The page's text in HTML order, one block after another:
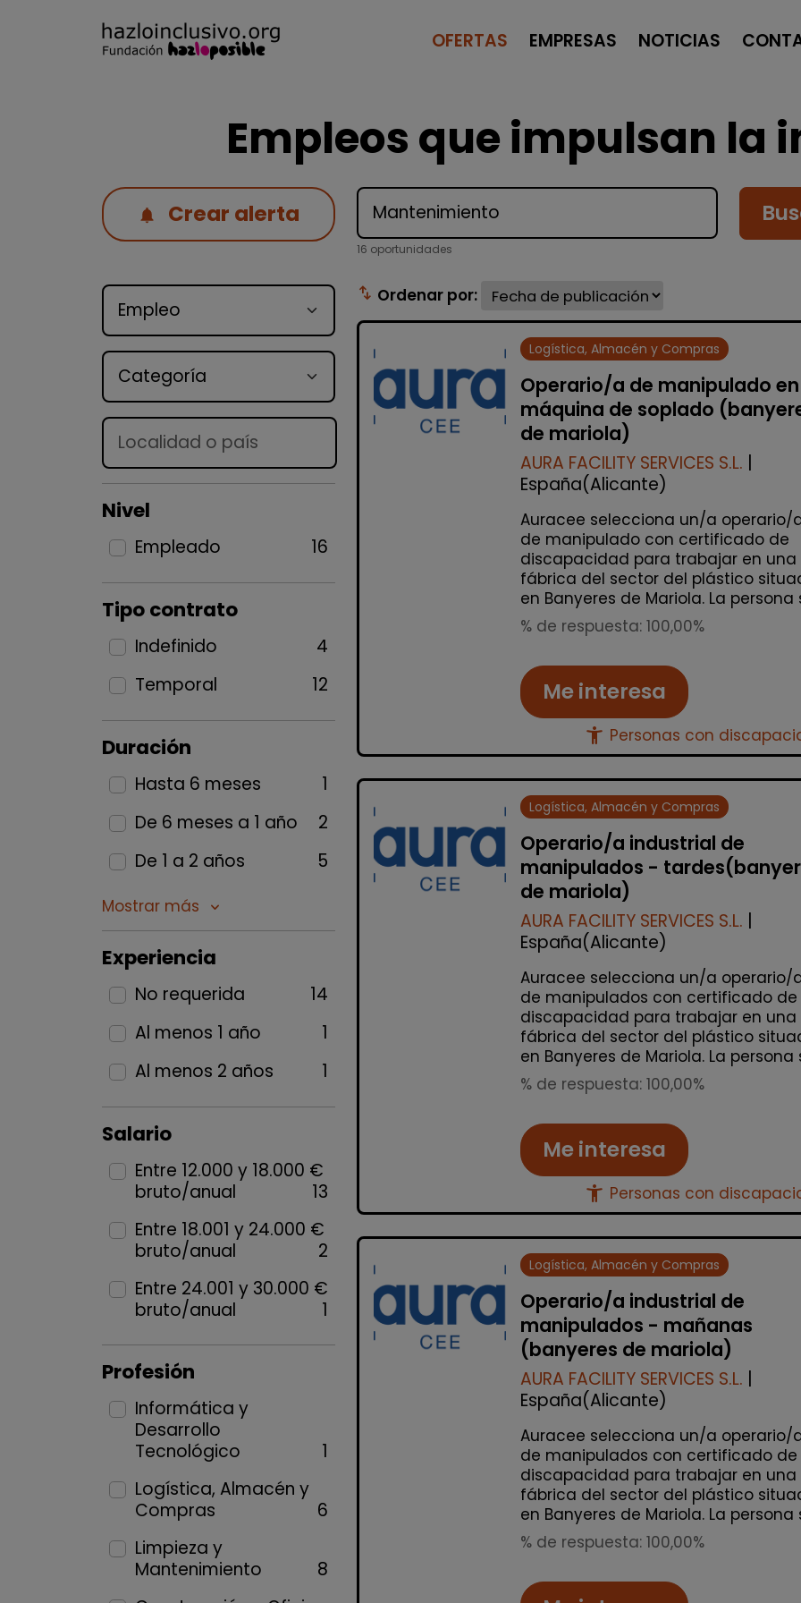
OFERTAS EMPRESAS NOTICIAS
Empleos que impulsan la
Crear alerta
Tipo de oferta
Categoría
Lugar
Nivel
Empleado 16
Tipo contrato
Indefinido
4
Temporal
12
Duración
Hasta 6 meses
1
De 6 meses a 1 año
2
De 1 a 2 años
5
Mostrar más keyboard_arrow_down
Experiencia
No requerida
14
Al menos 1 año
1
Al menos 2 años
1
Salario
Entre 12.000 y 18.000 €
bruto/anual
13
Entre 18.001 y 24.000 €
bruto/anual
2
Entre 24.001 y 30.000 €
bruto/anual
1
Profesión
Informática y
Desarrollo
Tecnológico
1
Logística, Almacén y
Compras
6
Limpieza y
Mantenimiento
8
16 oportunidades
swap_vert Ordenar por:
Logística, Almacén y Compras
Operario/a de manipulado en
máquina de soplado
de mariola)
AURA FACILITY SERVICES S.L. |
España(Alicante)
Auracee selecciona un/a operario/
de manipulado con certificado de
discapacidad para trabajar en una
fábrica del sector del plástico
en Banyeres de Mariola. La persona
% de respuesta: 100,00%
Me interesa
accessibility_new Personas con
Logística, Almacén y Compras
Operario/a industrial de
manipulados -
de mariola)
AURA FACILITY SERVICES S.L. |
España(Alicante)
Auracee selecciona un/a operario/
de manipulados con certificado de
discapacidad para trabajar en una
fábrica del sector del plástico
en Banyeres de Mariola. La persona
% de respuesta: 100,00%
Me interesa
accessibility_new Personas con
Logística, Almacén y Compras
Operario/a industrial de
manipulados - mañanas
(banyeres de mariola)
AURA FACILITY SERVICES S.L.
España(Alicante)
Auracee selecciona un/a operario/
de manipulados con certificado de
discapacidad para trabajar en una
fábrica del sector del plástico
en Banyeres de Mariola. La persona
% de respuesta: 100,00%